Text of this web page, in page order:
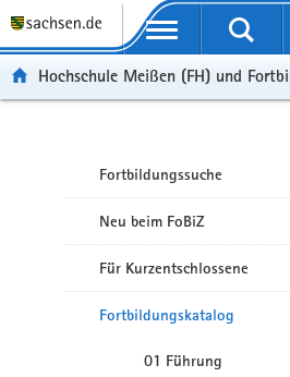
Portalübergreifende Navigation
Hochschule Meißen (FH) und
Fortbildungssuche
Neu beim FoBiZ
Für Kurzentschlossene
Fortbildungskatalog
01 Führung